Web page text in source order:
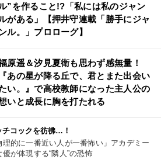
”を作ること!?「私には私のジャン
がある」【押井守連載「勝手にジャ
ル。」プロローグ】
原遥＆汐見夏衛も思わず感無量！
『あの星が降る丘で、君とまた出会い
い。』で高校教師になった主人公の
いと成長に胸を打たれる
チコックを彷彿…！
理的に一番近い人が一番怖い」アカデミー
優が体現する“隣人”の恐怖